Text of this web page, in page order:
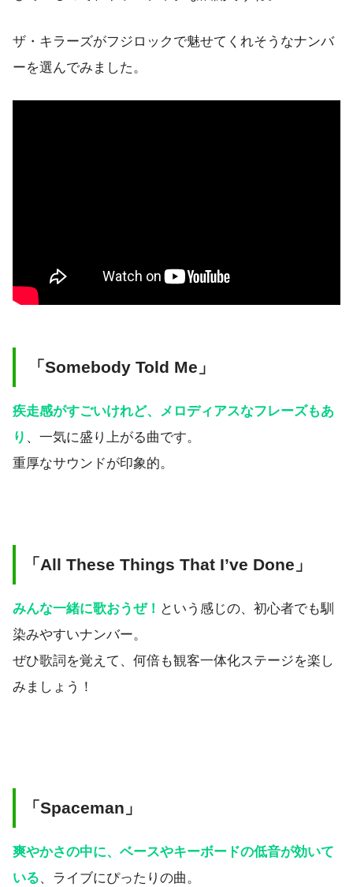
ザ・キラーズがフジロックで魅せてくれそうなナンバ
ーを選んでみました。
「Somebody Told Me」
疾走感がすごいけれど、メロディアスなフレーズもあ
り 、一気に盛り上がる曲です。
重厚なサウンドが印象的。
「All These Things That I’ve Done」
みんな一緒に歌おうぜ！ という感じの、初心者でも馴
染みやすいナンバー。
ぜひ歌詞を覚えて、何倍も観客一体化ステージを楽し
みましょう！
「Spaceman」
爽やかさの中に、ベースやキーボードの低音が効いて
いる、ライブにぴったりの曲。